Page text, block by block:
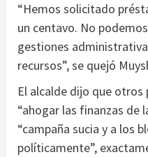
“Hemos solicitado
un centavo. No
gestiones
recursos”, se quejó
El alcalde dijo que
“ahogar las finanzas de
“campaña sucia y a los
políticamente”,